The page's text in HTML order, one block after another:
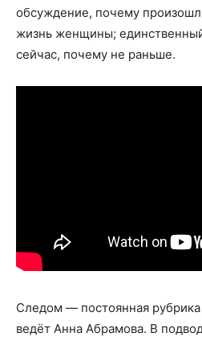
обсуждение, почему
жизнь женщины;
сейчас, почему не раньше.
Следом — постоянная
ведёт Анна Абрамова. В